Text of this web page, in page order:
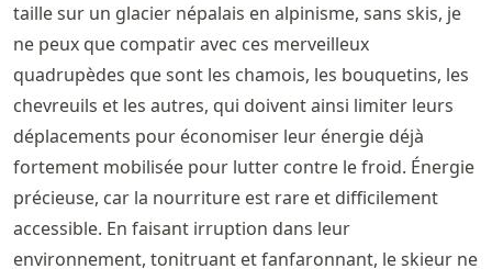
taille sur un glacier népalais en alpinisme, sans skis, je
ne peux que compatir avec ces merveilleux
quadrupèdes que sont les chamois, les bouquetins, les
chevreuils et les autres, qui doivent ainsi limiter leurs
déplacements pour économiser leur énergie déjà
fortement mobilisée pour lutter contre le froid. Énergie
précieuse, car la nourriture est rare et difficilement
accessible. En faisant irruption dans leur
environnement, tonitruant et fanfaronnant, le skieur ne